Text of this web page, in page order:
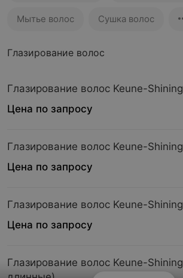
Мытье волос Сушка волос
Глазирование волос
Глазирование волос Keune-
Цена по запросу
Глазирование волос Keune-
Цена по запросу
Глазирование волос Keune-
Цена по запросу
Глазирование волос Keune-